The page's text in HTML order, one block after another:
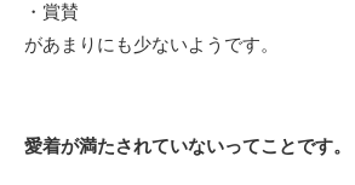
・賞賛
があまりにも少ないようです。
愛着が満たされていないってことです。